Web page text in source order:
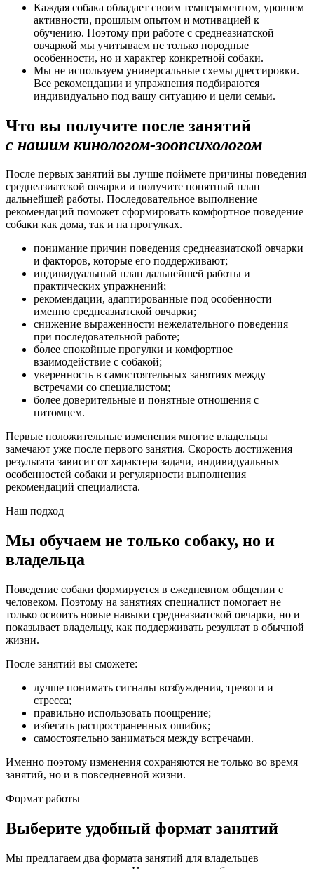
Каждая собака обладает своим темпераментом, уровнем
активности, прошлым опытом и мотивацией к
обучению. Поэтому при работе с среднеазиатской
овчаркой мы учитываем не только породные
особенности, но и характер конкретной собаки.
Мы не используем универсальные схемы дрессировки.
Все рекомендации и упражнения подбираются
индивидуально под вашу ситуацию и цели семьи.
Что вы получите после занятий
с нашим кинологом-зоопсихологом
После первых занятий вы лучше поймете причины поведения
среднеазиатской овчарки и получите понятный план
дальнейшей работы. Последовательное выполнение
рекомендаций поможет сформировать комфортное поведение
собаки как дома, так и на прогулках.
понимание причин поведения среднеазиатской овчарки
и факторов, которые его поддерживают;
индивидуальный план дальнейшей работы и
практических упражнений;
рекомендации, адаптированные под особенности
именно среднеазиатской овчарки;
снижение выраженности нежелательного поведения
при последовательной работе;
более спокойные прогулки и комфортное
взаимодействие с собакой;
уверенность в самостоятельных занятиях между
встречами со специалистом;
более доверительные и понятные отношения с
питомцем.
Первые положительные изменения многие владельцы
замечают уже после первого занятия. Скорость достижения
результата зависит от характера задачи, индивидуальных
особенностей собаки и регулярности выполнения
рекомендаций специалиста.
Наш подход
Мы обучаем не только собаку, но и
владельца
Поведение собаки формируется в ежедневном общении с
человеком. Поэтому на занятиях специалист помогает не
только освоить новые навыки среднеазиатской овчарки, но и
показывает владельцу, как поддерживать результат в обычной
жизни.
После занятий вы сможете:
лучше понимать сигналы возбуждения, тревоги и
стресса;
правильно использовать поощрение;
избегать распространенных ошибок;
самостоятельно заниматься между встречами.
Именно поэтому изменения сохраняются не только во время
занятий, но и в повседневной жизни.
Формат работы
Выберите удобный формат занятий
Мы предлагаем два формата занятий для владельцев